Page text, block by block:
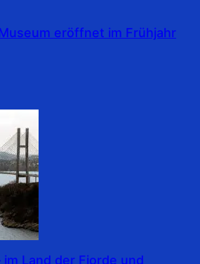
eröffnet im Frühjahr
im Land der Fjorde und